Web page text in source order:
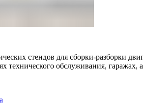
стендов для сборки-разборки
технического обслуживания, гаражах,